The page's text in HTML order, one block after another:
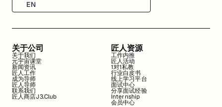
EN
关于公司
关于我们
元宇宙课堂
新闻资讯
匠人工作
成为导师
匠人导师
联系我们
匠人商店J3.Club
匠人资源
工作内推
匠人活动
1对1私教
行业白皮书
线上学习平台
面试中心
分享面试经验
Internship
会员中心